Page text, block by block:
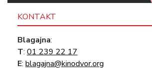
KONTAKT
Blagajna:
T: 01 239 22 17
E: blagajna@kinodvor.org